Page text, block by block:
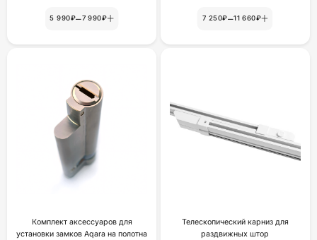
5 990₽–7 990₽ 7 250₽–11 660₽
Комплект аксессуаров для
установки замков Aqara на полотна
Телескопический карниз для
раздвижных штор